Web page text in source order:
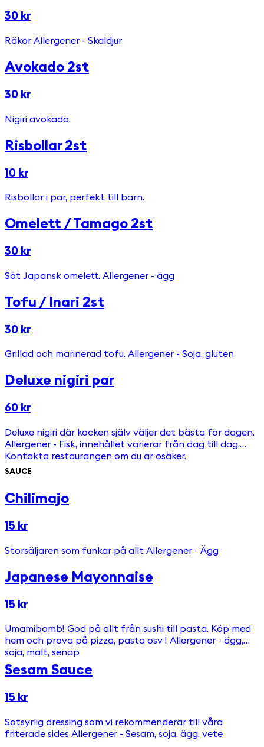
30 kr
Räkor Allergener - Skaldjur
Avokado 2st
30 kr
Nigiri avokado.
Risbollar 2st
10 kr
Risbollar i par, perfekt till barn.
Omelett / Tamago 2st
30 kr
Söt Japansk omelett. Allergener - ägg
Tofu / Inari 2st
30 kr
Grillad och marinerad tofu. Allergener - Soja, gluten
Deluxe nigiri par
60 kr
Deluxe nigiri där kocken själv väljer det bästa för dagen.
Allergener - Fisk, innehållet varierar från dag till dag.
Kontakta restaurangen om du är osäker.
SAUCE
Chilimajo
15 kr
Storsäljaren som funkar på allt Allergener - Ägg
Japanese Mayonnaise
15 kr
Umamibomb! God på allt från sushi till pasta. Köp med
hem och prova på pizza, pasta osv ! Allergener - ägg,
soja, malt, senap
Sesam Sauce
15 kr
Sötsyrlig dressing som vi rekommenderar till våra
friterade sides Allergener - Sesam, soja, ägg, vete